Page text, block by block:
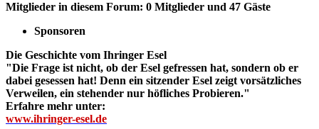
Mitglieder in diesem Forum: 0 Mitglieder und 47 Gäste
Sponsoren
Die Geschichte vom Ihringer Esel
"Die Frage ist nicht, ob der Esel gefressen hat, sondern ob er
dabei gesessen hat! Denn ein sitzender Esel zeigt vorsätzliches
Verweilen, ein stehender nur höfliches Probieren."
Erfahre mehr unter:
www.ihringer-esel.de